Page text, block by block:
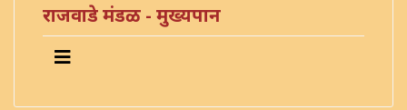
राजवाडे मंडळ - मुख्यपान